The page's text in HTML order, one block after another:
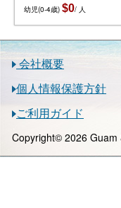
幼児(0-4歳) $0/ 人
会社概要
個人情報保護方針
ご利用ガイド
Copyright© 2026 Guam